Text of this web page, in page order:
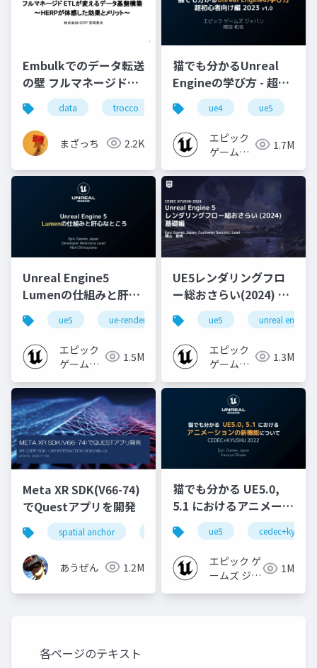
Embulkでのデータ転送
の壁 フルマネージド
ETLが変えるデータ基
盤構築 〜HERPが体感
した効果とメリット〜
（trocco ウェビナー登
壇資料）
data trocco データ基盤 herp
まざっち 2.2K
猫でも分かるUnreal
Engineの学び方 - 超初
心者向け編 - 2023 v1.0
ue4 ue5
エピック
ゲームズ
1.7M
Unreal Engine5
Lumenの仕組みと肝心
なところ
ue5 ue-rendering ue-lumen
エピック
ゲームズ
1.5M
UE5レンダリングフロ
ー総おさらい(2024) 基
礎編！
[CEDEC+KYUSHU
2024]
ue5 unreal engine
エピック
ゲームズ
1.3M
Meta XR SDK(V66-74)
でQuestアプリを開発
spatial anchor quest pro
あうぜん 1.2M
猫でも分かる UE5.0,
5.1 におけるアニメーシ
ョンの新機能について
【CEDEC+KYUSHU
2022】
ue5 cedec+kyushu
エピック ゲ
ームズ ジャ
1M
各ページのテキスト